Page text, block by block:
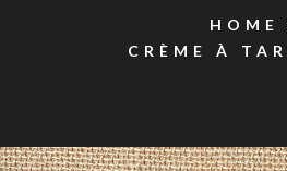
HOME
CRÈME À